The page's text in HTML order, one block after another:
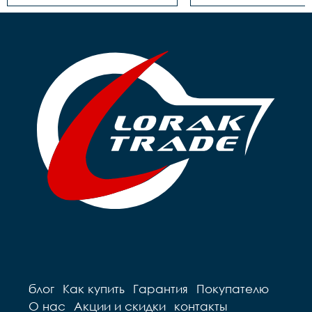
Тормоза		 задний-
Вынос		сталь
Руль		steel
Грипсы		цветные
Седло		детское на
пружинах
Педали		Пластиковые
Подседельный штырь
сталь
Вес		9.7 кг
Тормоза		 задний-
пружинах
Подседельный
блог Как купить Гарантия
Покупателю
О нас
Акции и скидки контакты